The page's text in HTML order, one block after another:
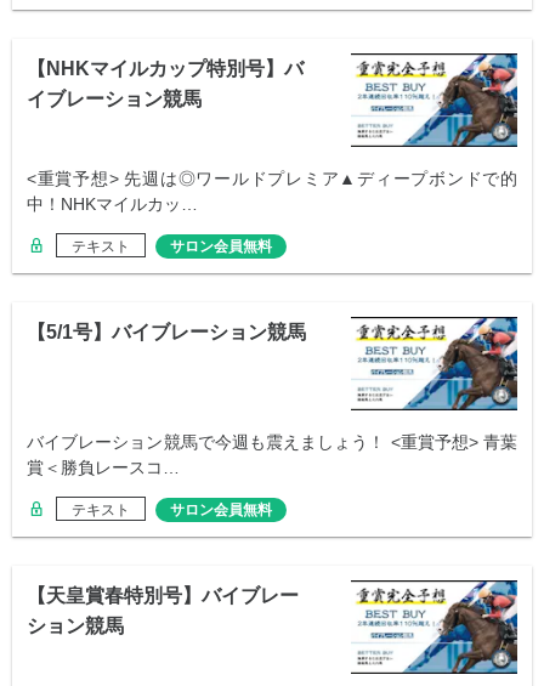
【NHKマイルカップ特別号】バ
イブレーション競馬
<重賞予想> 先週は◎ワールドプレミア▲ディープボンドで的
中！NHKマイルカッ…
テキスト サロン会員無料
【5/1号】バイブレーション競馬
バイブレーション競馬で今週も震えましょう！ <重賞予想> 青葉
賞＜勝負レースコ…
テキスト サロン会員無料
【天皇賞春特別号】バイブレー
ション競馬